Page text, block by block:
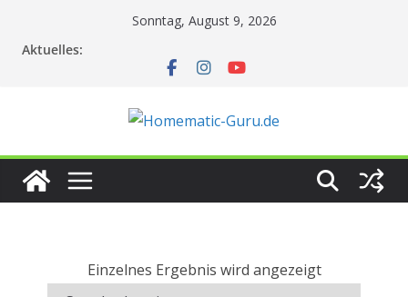
Sonntag, August 9, 2026
Aktuelles:
Einzelnes Ergebnis wird angezeigt